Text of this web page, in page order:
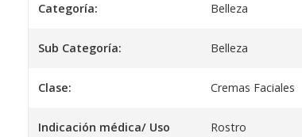
Categoría: Belleza
Sub Categoría: Belleza
Clase: Cremas Faciales
Indicación médica/ Uso
Rostro